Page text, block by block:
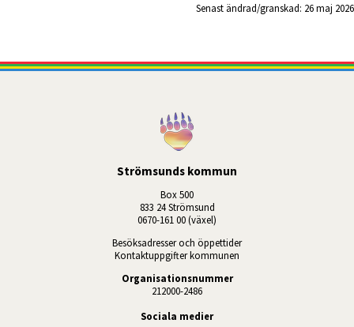
Senast ändrad/granskad: 26 maj 2026
Strömsunds kommun
Box 500
833 24 Strömsund
0670-161 00 (växel)
Besöksadresser och öppettider
Kontaktuppgifter kommunen
Organisationsnummer
212000-2486
Sociala medier